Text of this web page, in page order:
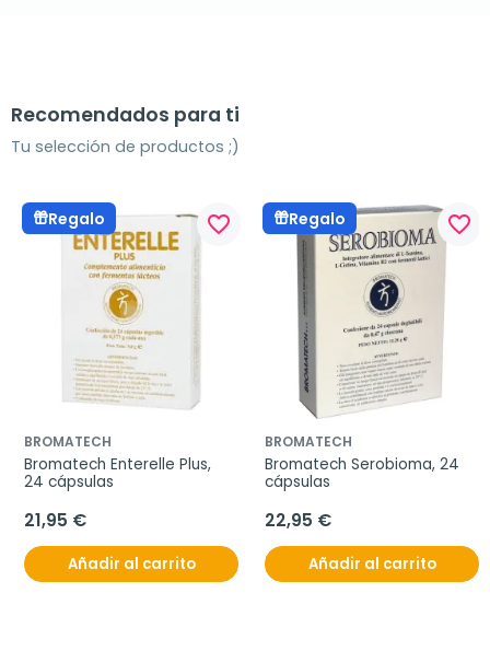
Recomendados para ti
Tu selección de productos ;)
Regalo favorite_border
BROMATECH
Bromatech Enterelle Plus,
24 cápsulas
21,95 €
Añadir al carrito
Regalo favorite_border
BROMATECH
Bromatech Serobioma, 24
cápsulas
22,95 €
Añadir al carrito